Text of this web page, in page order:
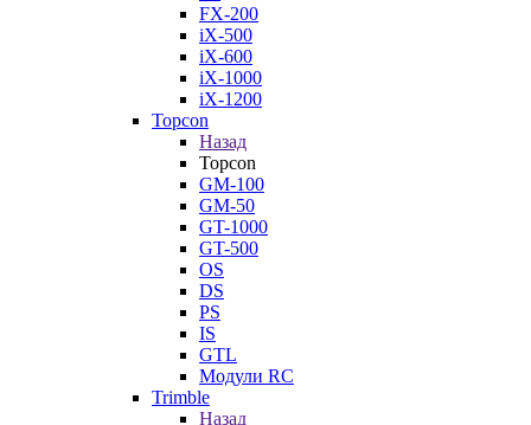
FX-200
iX-500
iX-600
iX-1000
iX-1200
Topcon
Назад
Topcon
GM-100
GM-50
GT-1000
GT-500
OS
DS
PS
IS
GTL
Модули RC
Trimble
Назад